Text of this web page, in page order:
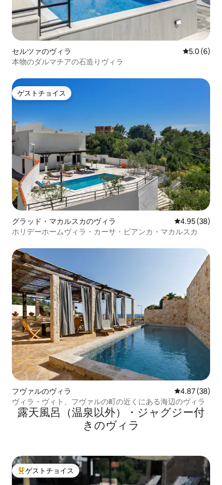
セルツァのヴィラ レビュー6
5.0 (6)
本物のダルマチアの石造りヴィラ
ゲストチョイス
ゲストチョイス
グラッド・マカルスカのヴィラ レビュー38
4.95 (38)
ホリデーホームヴィラ・カーサ・ビアンカ・マカルスカ
フヴァルのヴィラ レビュー38
4.87 (38)
ヴィラ・ヴィト、フヴァルの町の近くにある海辺のヴィラ
露天風呂（温泉以外）・ジャグジー付
きのヴィラ
大好評のゲストチョイスです。
ゲストチョイス